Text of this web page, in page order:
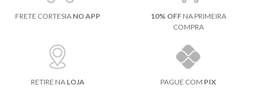
FRETE CORTESIA NO APP 10% OFFNA PRIMEIRA
COMPRA
RETIRE NA LOJA PAGUE COM PIX